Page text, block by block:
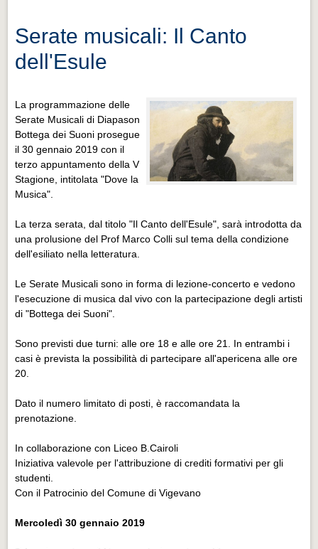
Serate musicali: Il Canto
dell'Esule
La programmazione delle
Serate Musicali di Diapason
Bottega dei Suoni prosegue
il 30 gennaio 2019 con il
terzo appuntamento della V
Stagione, intitolata "Dove la
Musica".
La terza serata, dal titolo "Il Canto dell'Esule", sarà introdotta da
una prolusione del Prof Marco Colli sul tema della condizione
dell'esiliato nella letteratura.
Le Serate Musicali sono in forma di lezione-concerto e vedono
l'esecuzione di musica dal vivo con la partecipazione degli artisti
di "Bottega dei Suoni".
Sono previsti due turni: alle ore 18 e alle ore 21. In entrambi i
casi è prevista la possibilità di partecipare all'apericena alle ore
20.
Dato il numero limitato di posti, è raccomandata la
prenotazione.
In collaborazione con Liceo B.Cairoli
Iniziativa valevole per l'attribuzione di crediti formativi per gli
studenti.
Con il Patrocinio del Comune di Vigevano
Mercoledì 30 gennaio 2019